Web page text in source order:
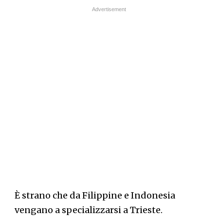
È strano che da Filippine e Indonesia
vengano a specializzarsi a Trieste.